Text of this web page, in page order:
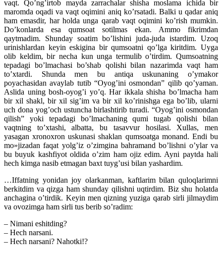
vaqt. Qo’ng’irtob mayda zarrachalar shisha moslama ichida bir
maromda oqadi va vaqt oqimini aniq ko’rsatadi. Balki u qadar aniq
ham emasdir, har holda unga qarab vaqt oqimini ko’rish mumkin.
Do’konlarda esa qumsoat sotilmas ekan. Ammo fikrimdan
qaytmadim. Shunday soatim bo’lishini juda-juda istardim. Uzoq
urinishlardan keyin eskigina bir qumsoatni qo’lga kiritdim. Uyga
olib keldim, bir necha kun unga termulib o’tirdim. Qumsoatning
tepadagi bo’lmachasi bo’shab qolishi bilan nazarimda vaqt ham
to’xtardi. Shunda men bu antiqa uskunaning o’ymakor
poyachasidan avaylab tutib “Oyog’ini osmondan” qilib qo’yaman.
Aslida uning bosh-oyog’i yo’q. Har ikkala shisha bo’lmacha ham
bir xil shakl, bir xil sig’im va bir xil ko’rinishga ega bo’lib, ularni
uch dona yog’och ustuncha birlashtirib turadi. “Oyog’ini osmondan
qilish” yoki tepadagi bo’lmachaning qumi tugab qolishi bilan
vaqtning to’xtashi, albatta, bu tasavvur hosilasi. Xullas, men
yasagan xronoxron uskunasi shaklan qumsoatga monand. Endi bu
mo»jizadan faqat yolg’iz o’zimgina bahramand bo’lishni o’ylar va
bu buyuk kashfiyot oldida o’zim ham ojiz edim. Ayni paytda hali
hech kimga nasib etmagan baxt tuyg’usi bilan yashardim.
…Iffatning yonidan joy olarkanman, kaftlarim bilan quloqlarimni
berkitdim va qizga ham shunday qilishni uqtirdim. Biz shu holatda
anchagina o’tirdik. Keyin men qizning yuziga qarab sirli jilmaydim
va ovozimga ham sirli tus berib so’radim:
– Nimani eshitding?
– Hech narsani.
– Hech narsani? Nahotki!?